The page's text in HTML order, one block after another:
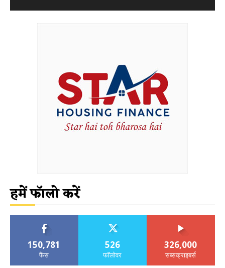
हमें फॉलो करें
150,781
फैंस
526
फॉलोवर
326,000
सब्सक्राइबर्स